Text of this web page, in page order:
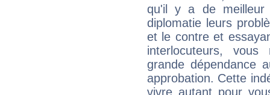
qu'il y a de
diplomatie leurs
et le contre et
interlocuteurs,
grande dépendance
approbation. Cette
vivre autant pour